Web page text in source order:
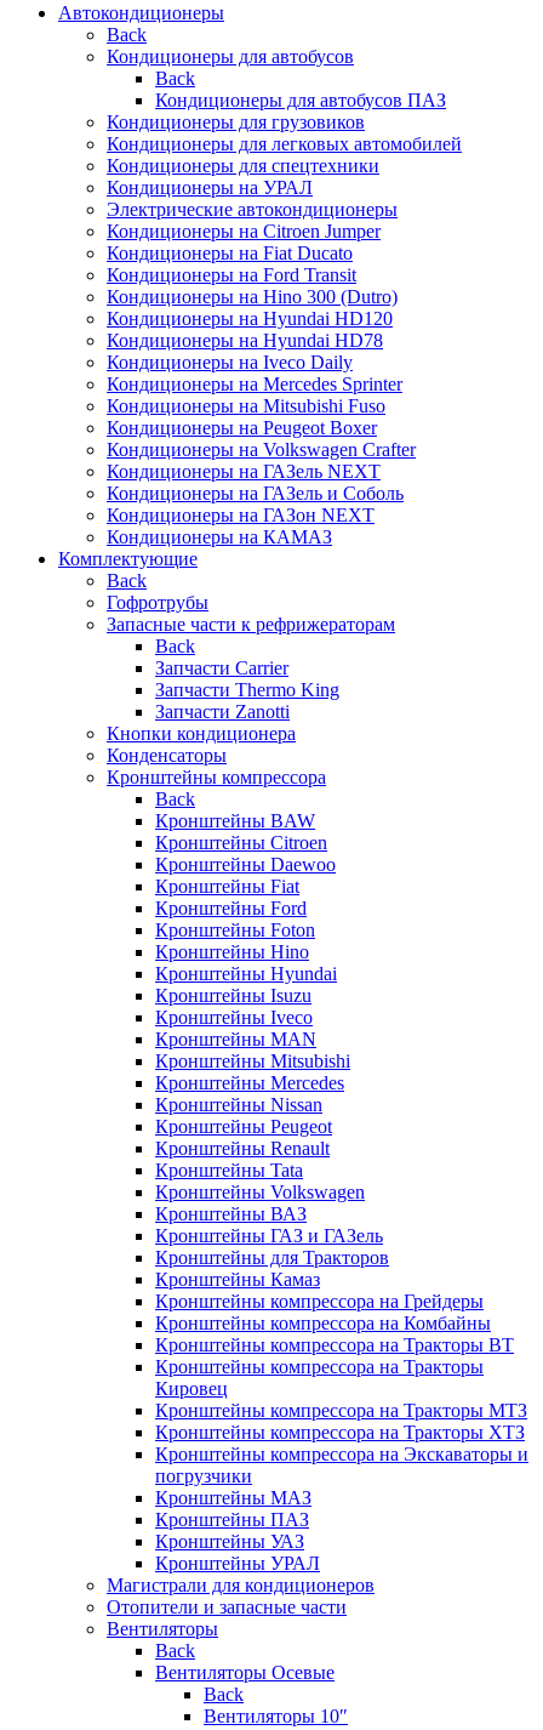
Автокондиционеры
Back
Кондиционеры для автобусов
Back
Кондиционеры для автобусов ПАЗ
Кондиционеры для грузовиков
Кондиционеры для легковых автомобилей
Кондиционеры для спецтехники
Кондиционеры на УРАЛ
Электрические автокондиционеры
Кондиционеры на Citroen Jumper
Кондиционеры на Fiat Ducato
Кондиционеры на Ford Transit
Кондиционеры на Hino 300 (Dutro)
Кондиционеры на Hyundai HD120
Кондиционеры на Hyundai HD78
Кондиционеры на Iveco Daily
Кондиционеры на Mercedes Sprinter
Кондиционеры на Mitsubishi Fuso
Кондиционеры на Peugeot Boxer
Кондиционеры на Volkswagen Crafter
Кондиционеры на ГАЗель NEXT
Кондиционеры на ГАЗель и Соболь
Кондиционеры на ГАЗон NEXT
Кондиционеры на КАМАЗ
Комплектующие
Back
Гофротрубы
Запасные части к рефрижераторам
Back
Запчасти Carrier
Запчасти Thermo King
Запчасти Zanotti
Кнопки кондиционера
Конденсаторы
Кронштейны компрессора
Back
Кронштейны BAW
Кронштейны Citroen
Кронштейны Daewoo
Кронштейны Fiat
Кронштейны Ford
Кронштейны Foton
Кронштейны Hino
Кронштейны Hyundai
Кронштейны Isuzu
Кронштейны Iveco
Кронштейны MAN
Кронштейны Mitsubishi
Кронштейны Mеrcedes
Кронштейны Nissan
Кронштейны Peugeot
Кронштейны Renault
Кронштейны Tata
Кронштейны Volkswagen
Кронштейны ВАЗ
Кронштейны ГАЗ и ГАЗель
Кронштейны для Тракторов
Кронштейны Камаз
Кронштейны компрессора на Грейдеры
Кронштейны компрессора на Комбайны
Кронштейны компрессора на Тракторы ВТ
Кронштейны компрессора на Тракторы
Кировец
Кронштейны компрессора на Тракторы МТЗ
Кронштейны компрессора на Тракторы ХТЗ
Кронштейны компрессора на Экскаваторы и
погрузчики
Кронштейны МАЗ
Кронштейны ПАЗ
Кронштейны УАЗ
Кронштейны УРАЛ
Магистрали для кондиционеров
Отопители и запасные части
Вентиляторы
Back
Вентиляторы Осевые
Back
Вентиляторы 10″